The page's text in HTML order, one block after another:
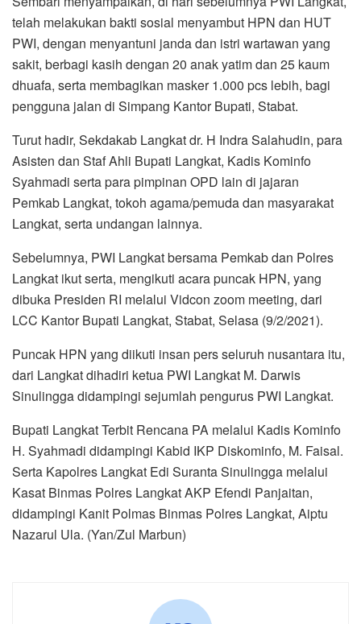
telah melakukan bakti sosial menyambut HPN dan HUT
PWI, dengan menyantuni janda dan istri wartawan yang
sakit, berbagi kasih dengan 20 anak yatim dan 25 kaum
dhuafa, serta membagikan masker 1.000 pcs lebih, bagi
pengguna jalan di Simpang Kantor Bupati, Stabat.
Turut hadir, Sekdakab Langkat dr. H Indra Salahudin, para
Asisten dan Staf Ahli Bupati Langkat, Kadis Kominfo
Syahmadi serta para pimpinan OPD lain di jajaran
Pemkab Langkat, tokoh agama/pemuda dan masyarakat
Langkat, serta undangan lainnya.
Sebelumnya, PWI Langkat bersama Pemkab dan Polres
Langkat ikut serta, mengikuti acara puncak HPN, yang
dibuka Presiden RI melalui Vidcon zoom meeting, dari
LCC Kantor Bupati Langkat, Stabat, Selasa (9/2/2021).
Puncak HPN yang diikuti insan pers seluruh nusantara itu,
dari Langkat dihadiri ketua PWI Langkat M. Darwis
Sinulingga didampingi sejumlah pengurus PWI Langkat.
Bupati Langkat Terbit Rencana PA melalui Kadis Kominfo
H. Syahmadi didampingi Kabid IKP Diskominfo, M. Faisal.
Serta Kapolres Langkat Edi Suranta Sinulingga melalui
Kasat Binmas Polres Langkat AKP Efendi Panjaitan,
didampingi Kanit Polmas Binmas Polres Langkat, Aiptu
Nazarul Ula. (Yan/Zul Marbun)